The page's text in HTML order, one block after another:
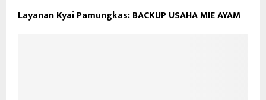
Layanan Kyai Pamungkas: BACKUP USAHA MIE AYAM